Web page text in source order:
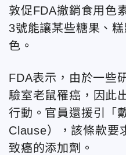
敦促FDA撤銷食用色
3號能讓某些糖果、
色。
FDA表示，由於一些
驗室老鼠罹癌，因此
行動。官員還援引「
Clause），該條款要
致癌的添加劑。